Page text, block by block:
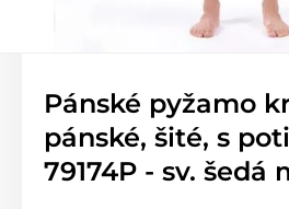
Pánské pyžamo
pánské, šité, s
79174P - sv. šedá